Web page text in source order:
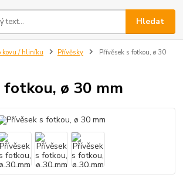
Hledat
kovu / hliníku Přívěsky
Přívěsek s fotkou, ø 30
fotkou, ø 30 mm